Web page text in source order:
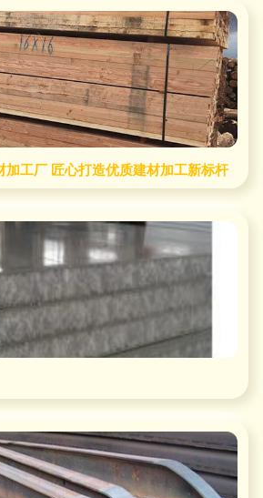
加工厂 匠心打造优质建材加工新标杆